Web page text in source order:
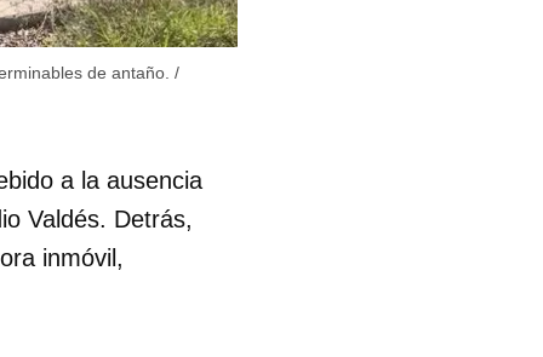
de antaño. /
a la ausencia
Valdés. Detrás,
inmóvil,